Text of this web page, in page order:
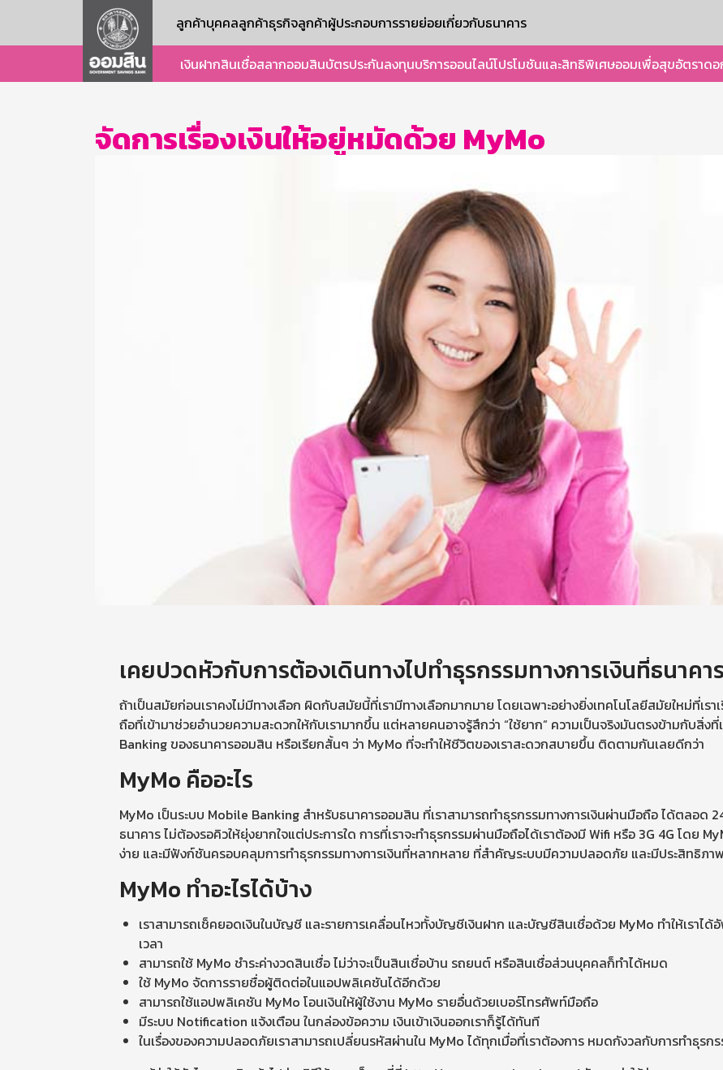
ลูกค้าบุคคลลูกค้าธุรกิจลูกค้าผู้ประกอบการรายย่อยเกี่ยวกับธนาคาร
เงินฝากสินเชื่อสลากออมสินบัตรประกันลงทุนบริการออนไลน์โปรโมชันและสิทธิพิเศษออมเพื่อสุขอัตราดอ
จัดการเรื่องเงินให้อยู่หมัดด้วย MyMo
เคยปวดหัวกับการต้องเดินทางไปทำธุรกรรมทางการเงินที่ธนาค
ถ้าเป็นสมัยก่อนเราคงไม่มีทางเลือก ผิดกับสมัยนี้ที่เรามีทางเลือกมากมาย โดยเฉพาะอย่างยิ่งเทคโนโลยีสมัยใหม่ที่เ
ถือที่เข้ามาช่วยอำนวยความสะดวกให้กับเรามากขึ้น แต่หลายคนอาจรู้สึกว่า “ใช้ยาก” ความเป็นจริงมันตรงข้ามกับสิ่ง
Banking ของธนาคารออมสิน หรือเรียกสั้นๆ ว่า MyMo ที่จะทำให้ชีวิตของเราสะดวกสบายขึ้น ติดตามกันเลยดีกว่า
MyMo คืออะไร
MyMo เป็นระบบ Mobile Banking สำหรับธนาคารออมสิน ที่เราสามารถทำธุรกรรมทางการเงินผ่านมือถือ ได้ตลอด
ธนาคาร ไม่ต้องรอคิวให้ยุ่งยากใจแต่ประการใด การที่เราจะทำธุรกรรมผ่านมือถือได้เราต้องมี Wifi หรือ 3G 4G โดย
ง่าย และมีฟังก์ชันครอบคลุมการทำธุรกรรมทางการเงินที่หลากหลาย ที่สำคัญระบบมีความปลอดภัย และมีประสิทธิภา
MyMo ทำอะไรได้บ้าง
เราสามารถเช็คยอดเงินในบัญชี และรายการเคลื่อนไหวทั้งบัญชีเงินฝาก และบัญชีสินเชื่อด้วย MyMo ทำให้เรา
เวลา
สามารถใช้ MyMo ชำระค่างวดสินเชื่อ ไม่ว่าจะเป็นสินเชื่อบ้าน รถยนต์ หรือสินเชื่อส่วนบุคคลก็ทำได้หมด
ใช้ MyMo จัดการรายชื่อผู้ติดต่อในแอปพลิเคชันได้อีกด้วย
สามารถใช้แอปพลิเคชัน MyMo โอนเงินให้ผู้ใช้งาน MyMo รายอื่นด้วยเบอร์โทรศัพท์มือถือ
มีระบบ Notification แจ้งเตือน ในกล่องข้อความ เงินเข้าเงินออกเราก็รู้ได้ทันที
ในเรื่องของความปลอดภัยเราสามารถเปลี่ยนรหัสผ่านใน MyMo ได้ทุกเมื่อที่เราต้องการ หมดกังวลกับการทำธุรกร